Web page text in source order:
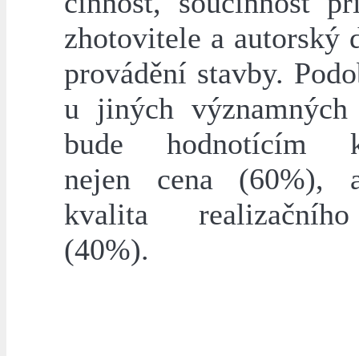
zhotovitele a autorský
provádění stavby.
u jiných významných
bude hodnotícím
nejen cena (60%),
kvalita
(40%).